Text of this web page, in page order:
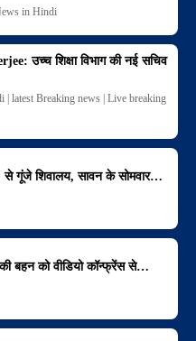
in Hindi
उच्च शिक्षा विभाग की नई सचिव
latest Breaking news | Live breaking
से गूंजे शिवालय, सावन के सोमवार…
बहन को वीडियो कॉन्फ्रेंस से…